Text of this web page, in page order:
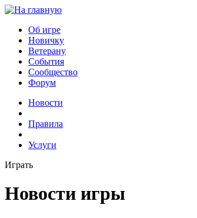
Об игре
Новичку
Ветерану
События
Сообщество
Форум
Новости
Правила
Услуги
Играть
Новости игры